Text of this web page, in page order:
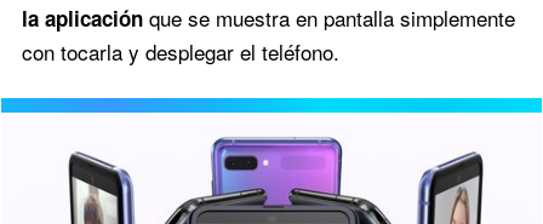
la aplicaciónque se muestra en pantalla simplemente
con tocarla y desplegar el teléfono.